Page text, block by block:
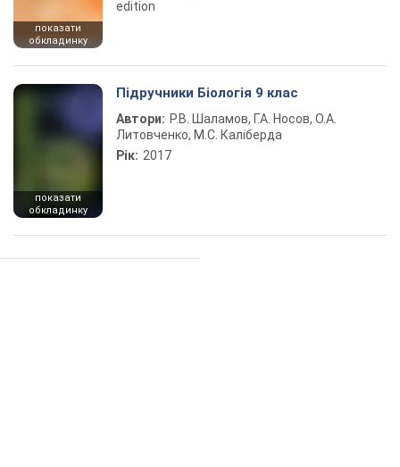
показати
обкладинку
edition
показати
обкладинку
Підручники Біологія 9 клас
Автори: Р.В. Шаламов, Г.А. Носов, О.А.
Литовченко, М.С. Каліберда
Рік: 2017